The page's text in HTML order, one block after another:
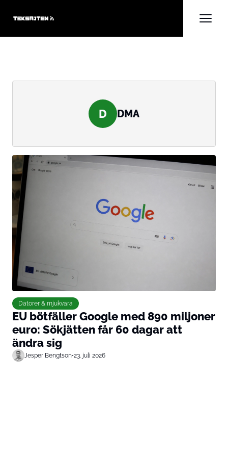
D DMA
Datorer & mjukvara
EU bötfäller Google med 890 miljoner
euro: Sökjätten får 60 dagar att
ändra sig
Jesper Bengtson•23. juli 2026